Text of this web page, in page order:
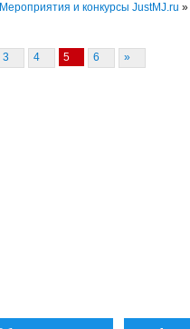
Мероприятия и конкурсы JustMJ.ru »
3 4 5 6 »